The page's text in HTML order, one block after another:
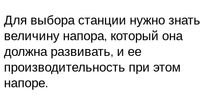
Для выбора станции нужно знать
величину напора, который она
должна развивать, и ее
производительность при этом
напоре.